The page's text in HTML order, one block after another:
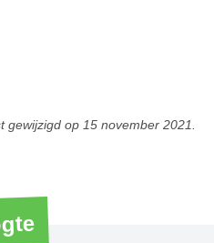
gewijzigd op 15 november 2021